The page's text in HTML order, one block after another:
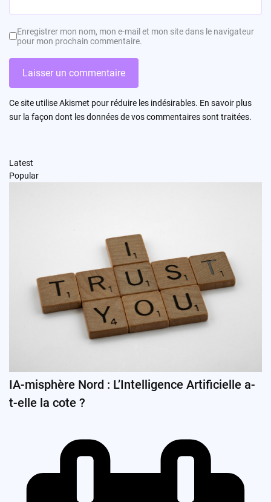
Enregistrer mon nom, mon e-mail et mon site dans le navigateur
pour mon prochain commentaire.
Ce site utilise Akismet pour réduire les indésirables. En savoir plus
sur la façon dont les données de vos commentaires sont traitées.
Latest
Popular
IA-misphère Nord : L’Intelligence Artificielle a-
t-elle la cote ?